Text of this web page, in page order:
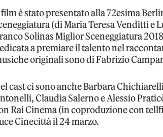
è stato presentato alla 72esima
(di Maria Teresa Venditti e
Solinas Miglior Sceneggiatura
a premiare il talento nel
originali sono di Fabrizio
cast ci sono anche Barbara
Claudia Salerno e Alessio
Rai Cinema (in coproduzione con
Cinecittà il 24 marzo.